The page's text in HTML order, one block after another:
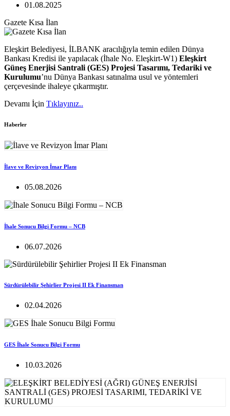
01.08.2025
Gazete Kısa İlan
Eleşkirt Belediyesi, İLBANK aracılığıyla temin edilen Dünya
Bankası Kredisi ile yapılacak (İhale No. Eleşkirt-W1) Eleşkirt
Güneş Enerjisi Santrali (GES) Projesi Tasarımı, Tedariki ve
Kurulumu’nu Dünya Bankası satınalma usul ve yöntemleri
çerçevesinde ihaleye çıkarmıştır.
Devamı İçin Tıklayınız..
Haberler
İlave ve Revizyon İmar Planı
05.08.2026
İhale Sonucu Bilgi Formu – NCB
06.07.2026
Sürdürülebilir Şehirlier Projesi II Ek Finansman
02.04.2026
GES İhale Sonucu Bilgi Formu
10.03.2026